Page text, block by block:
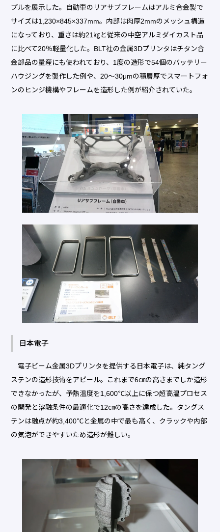
プルを展示した。自動車のリアサブフレームはアルミ合金製で
サイズは1,230×845×337mm。内部は肉厚2mmのメッシュ構造
になっており、重さは約21㎏と従来の中空アルミダイカスト品
に比べて20％軽量化した。BLT社の金属3Dプリンタはチタン合
金部品の量産にも使われており、1度の造形で54個のバッテリー
ハウジングを製作した例や、20～30μmの積層厚でスマートフォ
ンのヒンジ機構やフレームを造形した例が紹介されていた。
日本電子
電子ビーム金属3Dプリンタを提供する日本電子は、純タング
ステンの造形技術をアピール。これまで6㎝の高さまでしか造形
できなかったが、予熱温度を1,600℃以上に保つ超高温プロセス
の開発と溶融条件の最適化で12㎝の高さを達成した。タングス
テンは融点が約3,400℃と金属の中で最も高く、クラックや内部
の気泡ができやすいため造形が難しい。